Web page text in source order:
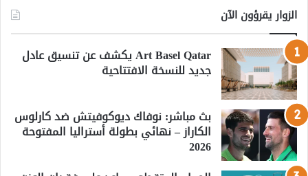
الزوار يقرؤون الآن
Art Basel Qatar يكشف عن تنسيق عادل
جديد للنسخة الافتتاحية
بث مباشر: نوفاك ديوكوفيتش ضد كارلوس
الكاراز – نهائي بطولة أستراليا المفتوحة
2026